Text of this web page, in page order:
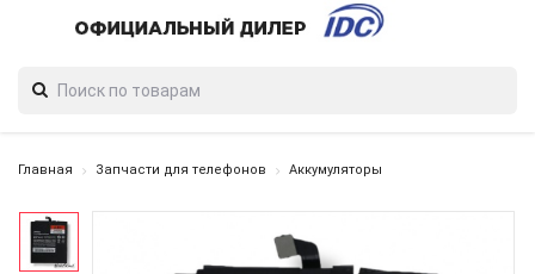
Главная Запчасти для телефонов Аккумуляторы